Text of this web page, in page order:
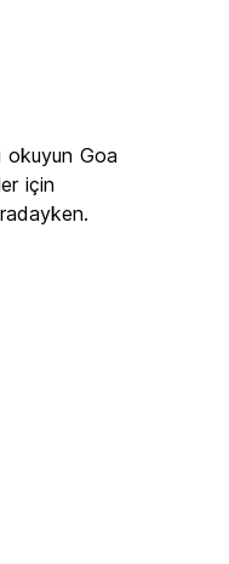
okuyun Goa
için